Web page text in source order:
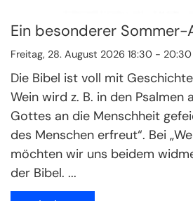
Ein besonderer Sommer-
Freitag, 28. August 2026 18:30 - 20:30
Die Bibel ist voll mit
Wein wird z. B. in den Psalmen
Gottes an die Menschheit
des Menschen erfreut“. Bei
möchten wir uns beidem
der Bibel. ...